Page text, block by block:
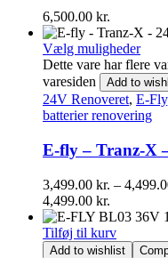
6,500.00 kr.
Vælg muligheder
Dette vare har flere
varesiden
Add to
24V Renoveret, E-Fly
batterier renovering
E-fly – Tranz-X
3,499.00 kr. –
4,499.00 kr.
Tilføj til kurv
Add to wishlist